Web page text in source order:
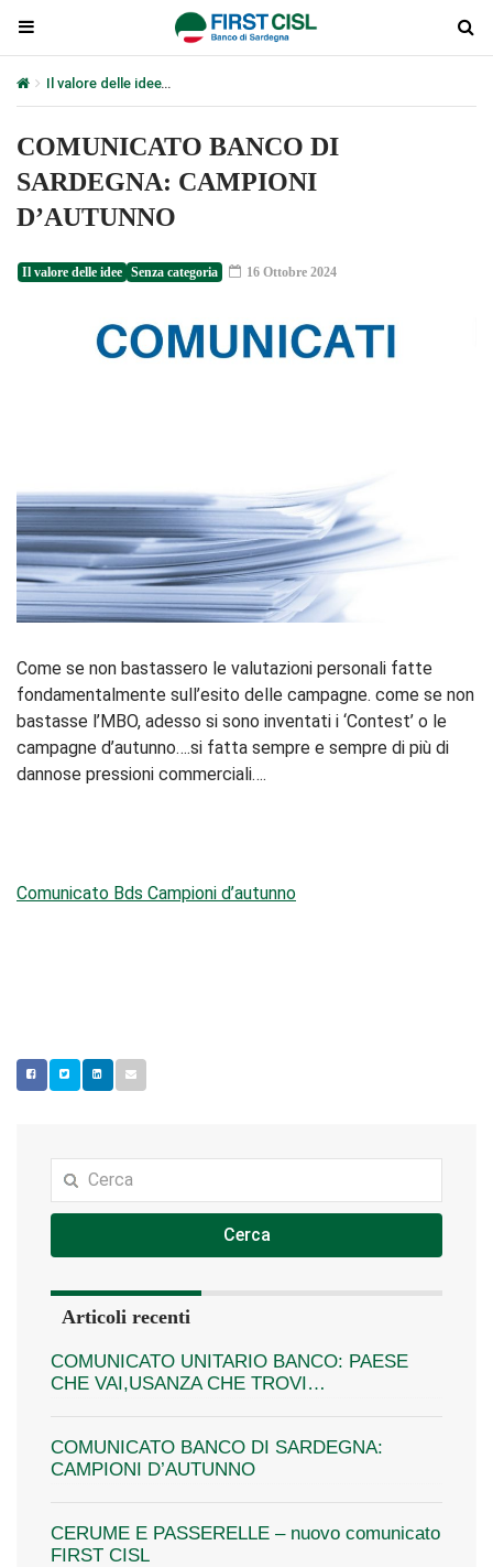
Il valore delle idee
COMUNICATO BANCO DI
SARDEGNA: CAMPIONI
D’AUTUNNO
Il valore delle idee Senza categoria 16 Ottobre 2024
Come se non bastassero le valutazioni personali fatte
fondamentalmente sull’esito delle campagne. come se non
bastasse l’MBO, adesso si sono inventati i ‘Contest’ o le
campagne d’autunno….si fatta sempre e sempre di più di
dannose pressioni commerciali….
Comunicato Bds Campioni d’autunno
Cerca
Articoli recenti
COMUNICATO UNITARIO BANCO: PAESE
CHE VAI,USANZA CHE TROVI…
COMUNICATO BANCO DI SARDEGNA:
CAMPIONI D’AUTUNNO
CERUME E PASSERELLE – nuovo comunicato
FIRST CISL